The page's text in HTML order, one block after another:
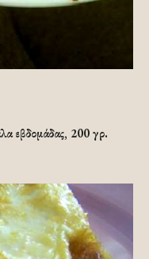
εβδομάδας, 200 γρ.